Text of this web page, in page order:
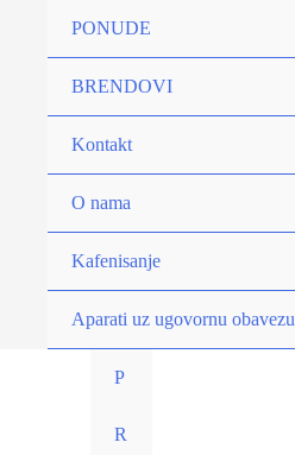
PONUDE
BRENDOVI
Kontakt
O nama
Kafenisanje
Aparati uz ugovornu obavezu
P
R
Mio